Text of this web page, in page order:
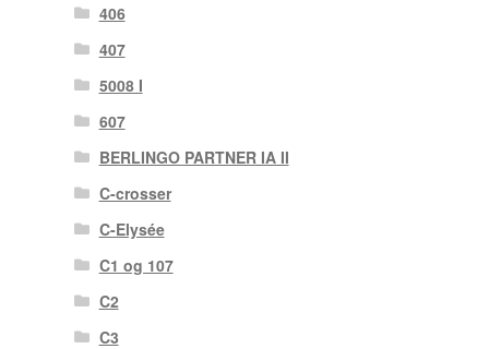
406
407
5008 I
607
BERLINGO PARTNER IA II
C-crosser
C-Elysée
C1 og 107
C2
C3